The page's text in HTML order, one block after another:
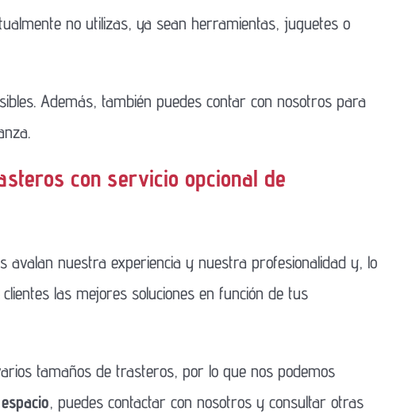
no utilizas, ya sean herramientas, juguetes o
Además, también puedes contar con nosotros para
con servicio opcional de
avalan nuestra experiencia y nuestra profesionalidad y, lo
las mejores soluciones en función de tus
tamaños de trasteros, por lo que nos podemos
espacio, puedes contactar con nosotros y consultar otras